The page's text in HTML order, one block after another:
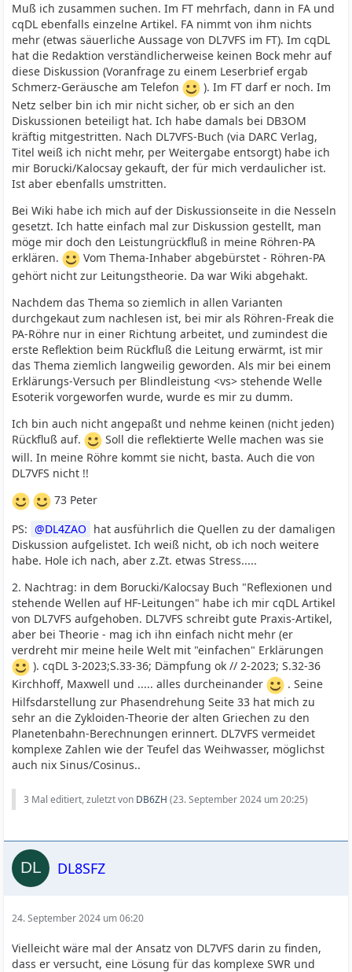
Muß ich zusammen suchen. Im FT mehrfach, dann in FA und
cqDL ebenfalls einzelne Artikel. FA nimmt von ihm nichts
mehr (etwas säuerliche Aussage von DL7VFS im FT). Im cqDL
hat die Redaktion verständlicherweise keinen Bock mehr auf
diese Diskussion (Voranfrage zu einem Leserbrief ergab
Schmerz-Geräusche am Telefon
). Im FT darf er noch. Im
Netz selber bin ich mir nicht sicher, ob er sich an den
Diskussionen beteiligt hat. Ich habe damals bei DB3OM
kräftig mitgestritten. Nach DL7VFS-Buch (via DARC Verlag,
Titel weiß ich nicht mehr, per Weitergabe entsorgt) habe ich
mir Borucki/Kalocsay gekauft, der für mich verdaulicher ist.
Ist aber ebenfalls umstritten.
Bei Wiki habe ich mich auf der Diskussionseite in die Nesseln
gesetzt. Ich hatte einfach mal zur Diskussion gestellt, man
möge mir doch den Leistungrückfluß in meine Röhren-PA
erklären.
Vom Thema-Inhaber abgebürstet - Röhren-PA
gehört nicht zur Leitungstheorie. Da war Wiki abgehakt.
Nachdem das Thema so ziemlich in allen Varianten
durchgekaut zum nachlesen ist, bei mir als Röhren-Freak die
PA-Röhre nur in einer Richtung arbeitet, und zumindest die
erste Reflektion beim Rückfluß die Leitung erwärmt, ist mir
das Thema ziemlich langweilig geworden. Als mir bei einem
Erklärungs-Versuch per Blindleistung <vs> stehende Welle
Esoterik vorgeworfen wurde, wurde es mir zu dumm.
Ich bin auch nicht angepaßt und nehme keinen (nicht jeden)
Rückfluß auf.
Soll die reflektierte Welle machen was sie
will. In meine Röhre kommt sie nicht, basta. Auch die von
DL7VFS nicht !!
73 Peter
PS:
DL4ZAO hat ausführlich die Quellen zu der damaligen
Diskussion aufgelistet. Ich weiß nicht, ob ich noch weitere
habe. Hole ich nach, aber z.Zt. etwas Stress.....
2. Nachtrag: in dem Borucki/Kalocsay Buch "Reflexionen und
stehende Wellen auf HF-Leitungen" habe ich mir cqDL Artikel
von DL7VFS aufgehoben. DL7VFS schreibt gute Praxis-Artikel,
aber bei Theorie - mag ich ihn einfach nicht mehr (er
verdreht mir meine heile Welt mit "einfachen" Erklärungen
). cqDL 3-2023;S.33-36; Dämpfung ok // 2-2023; S.32-36
Kirchhoff, Maxwell und ..... alles durcheinander
. Seine
Hilfsdarstellung zur Phasendrehung Seite 33 hat mich zu
sehr an die Zykloiden-Theorie der alten Griechen zu den
Planetenbahn-Berechnungen erinnert. DL7VFS vermeidet
komplexe Zahlen wie der Teufel das Weihwasser, möglichst
auch nix Sinus/Cosinus..
3 Mal editiert, zuletzt von DB6ZH (23. September 2024 um 20:25)
DL8SFZ
24. September 2024 um 06:20
Vielleicht wäre mal der Ansatz von DL7VFS darin zu finden,
dass er versucht, eine Lösung für das komplexe SWR und